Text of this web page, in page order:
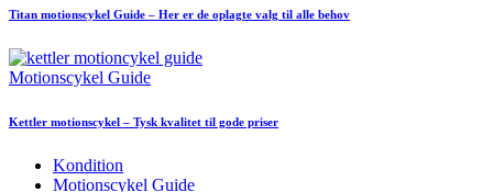
Titan motionscykel Guide – Her er de oplagte valg til alle behov
Motionscykel Guide
Kettler motionscykel – Tysk kvalitet til gode priser
Kondition
Motionscykel Guide